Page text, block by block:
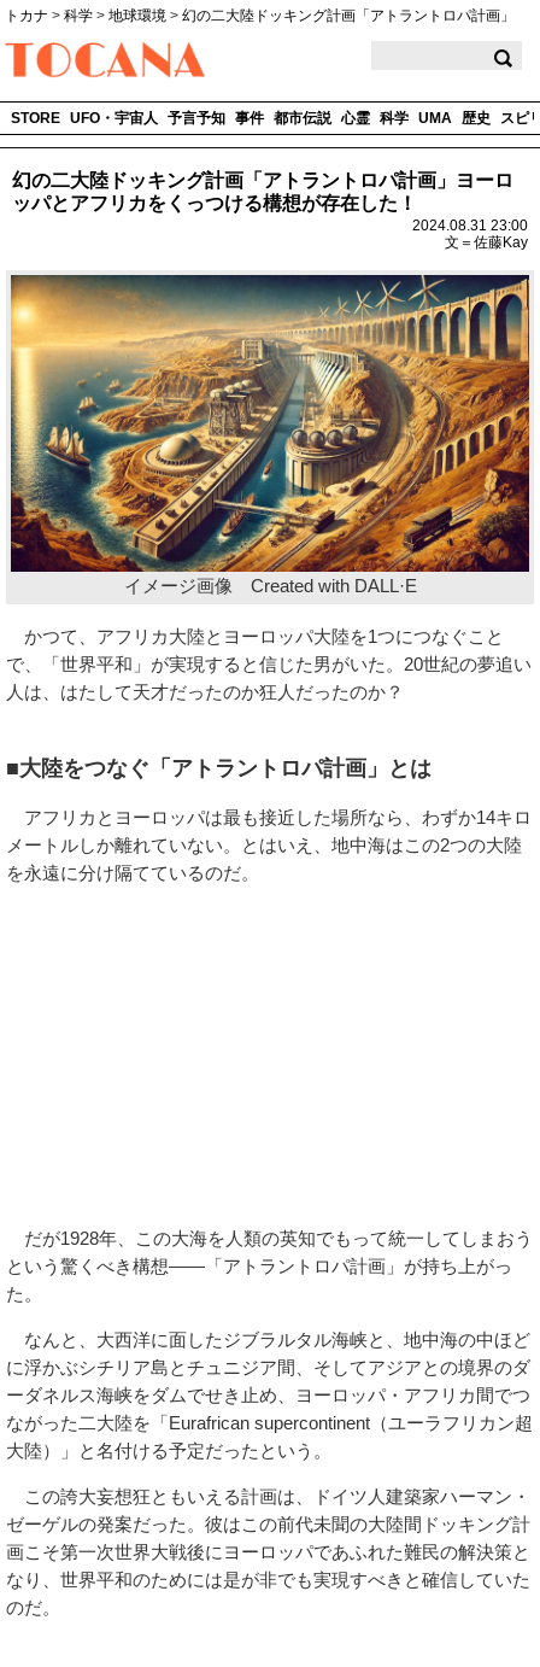
トカナ > 科学 > 地球環境 > 幻の二大陸ドッキング計画「アトラントロパ計画」
STORE UFO・宇宙人 予言予知 事件 都市伝説 心霊 科学 UMA 歴史 スピ
幻の二大陸ドッキング計画「アトラントロパ計画」ヨーロ
ッパとアフリカをくっつける構想が存在した！
2024.08.31 23:00
文＝佐藤Kay
イメージ画像 Created with DALL·E
かつて、アフリカ大陸とヨーロッパ大陸を1つにつなぐこと
で、「世界平和」が実現すると信じた男がいた。20世紀の夢追い
人は、はたして天才だったのか狂人だったのか？
■大陸をつなぐ「アトラントロパ計画」とは
アフリカとヨーロッパは最も接近した場所なら、わずか14キロ
メートルしか離れていない。とはいえ、地中海はこの2つの大陸
を永遠に分け隔てているのだ。
だが1928年、この大海を人類の英知でもって統一してしまおう
という驚くべき構想――「アトラントロパ計画」が持ち上がっ
た。
なんと、大西洋に面したジブラルタル海峡と、地中海の中ほど
に浮かぶシチリア島とチュニジア間、そしてアジアとの境界のダ
ーダネルス海峡をダムでせき止め、ヨーロッパ・アフリカ間でつ
ながった二大陸を「Eurafrican supercontinent（ユーラフリカン超
大陸）」と名付ける予定だったという。
この誇大妄想狂ともいえる計画は、ドイツ人建築家ハーマン・
ゼーゲルの発案だった。彼はこの前代未聞の大陸間ドッキング計
画こそ第一次世界大戦後にヨーロッパであふれた難民の解決策と
なり、世界平和のためには是が非でも実現すべきと確信していた
のだ。